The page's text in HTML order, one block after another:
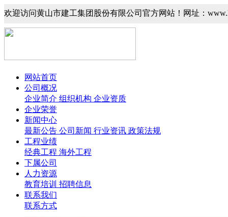
欢迎访问黄山市建工集团股份有限公司官方网站！网址：
网站首页
公司概况
企业简介 组织机构 企业资质
企业荣誉
新闻中心
最新公告 公司新闻 行业资讯 政策法规
工程业绩
经典工程 海外工程
下属公司
人力资源
教育培训 招聘信息
联系我们
联系方式